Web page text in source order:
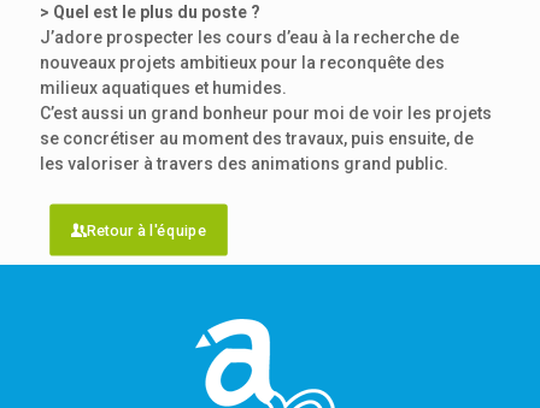
> Quel est le plus du poste ?
J’adore prospecter les cours d’eau à la recherche de
nouveaux projets ambitieux pour la reconquête des
milieux aquatiques et humides.
C’est aussi un grand bonheur pour moi de voir les projets
se concrétiser au moment des travaux, puis ensuite, de
les valoriser à travers des animations grand public.
Retour à l'équipe